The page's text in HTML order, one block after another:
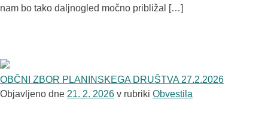
nam bo tako daljnogled močno približal […]
OBČNI ZBOR PLANINSKEGA DRUŠTVA 27.2.2026
Objavljeno dne 21. 2. 2026 v rubriki Obvestila